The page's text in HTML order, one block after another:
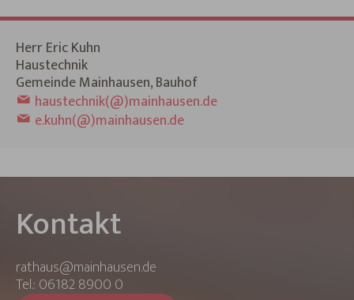
Herr Eric Kuhn
Haustechnik
Gemeinde Mainhausen, Bauhof
haustechnik(@)mainhausen.de
e.kuhn(@)mainhausen.de
Kontakt
rathaus@mainhausen.de
Tel.: 06182 8900 0